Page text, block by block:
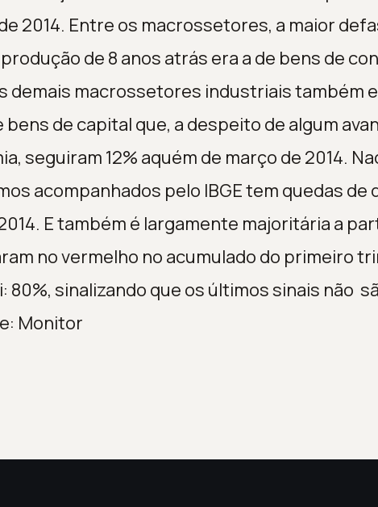
2014. Entre os macrossetores, a maior
de 8 anos atrás era a de bens de
demais macrossetores industriais também
de capital que, a despeito de algum
seguiram 12% aquém de março de 2014.
acompanhados pelo IBGE tem quedas de
E também é largamente majoritária a
no vermelho no acumulado do primeiro
80%, sinalizando que os últimos sinais não
Monitor